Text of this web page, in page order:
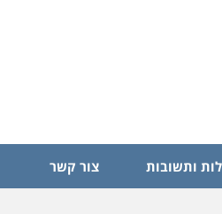
ותשובות צור קשר